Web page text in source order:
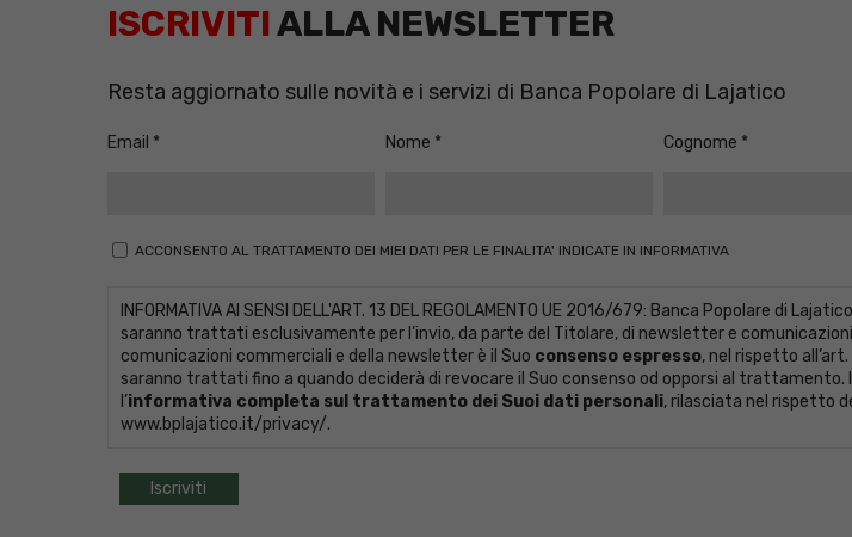
ISCRIVITIALLA NEWSLETTER
Resta aggiornato sulle novità e i servizi di Banca Popolare di Lajatico
Email Nome Cognome
ACCONSENTO AL TRATTAMENTO DEI MIEI DATI PER LE FINALITA' INDICATE IN INFORMATIVA
INFORMATIVA AI SENSI DELL'ART. 13 DEL REGOLAMENTO UE 2016/679: Banca Popolare di
saranno trattati esclusivamente per l’invio, da parte del Titolare, di newsletter e
comunicazioni commerciali e della newsletter è il Suo consenso espresso, nel rispetto
saranno trattati fino a quando deciderà di revocare il Suo consenso od opporsi al
l’informativa completa sul trattamento dei Suoi dati personali, rilasciata nel rispetto
www.bplajatico.it/privacy/.